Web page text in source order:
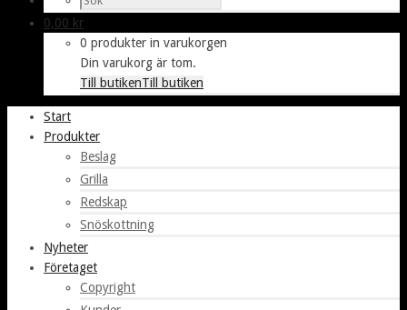
0,00 kr
0 produkter in varukorgen
Din varukorg är tom.
Till butikenTill butiken
Start
Produkter
Beslag
Grilla
Redskap
Snöskottning
Nyheter
Företaget
Copyright